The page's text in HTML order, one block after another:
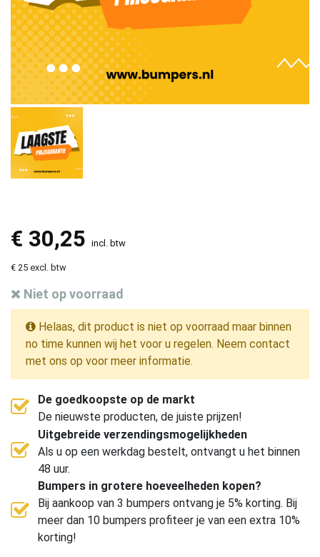
€ 30,25 incl. btw
€ 25 excl. btw
Niet op voorraad
Helaas, dit product is niet op voorraad maar binnen
no time kunnen wij het voor u regelen. Neem contact
met ons op voor meer informatie.
De goedkoopste op de markt
De nieuwste producten, de juiste prijzen!
Uitgebreide verzendingsmogelijkheden
Als u op een werkdag bestelt, ontvangt u het binnen
48 uur.
Bumpers in grotere hoeveelheden kopen?
Bij aankoop van 3 bumpers ontvang je 5% korting. Bij
meer dan 10 bumpers profiteer je van een extra 10%
korting!